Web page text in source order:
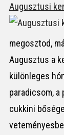
Augusztusi
megosztod,
Augusztus a
különleges
paradicsom, a
cukkini